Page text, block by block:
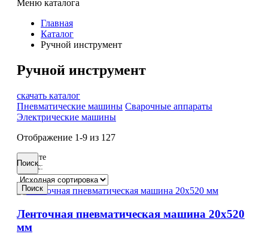
Меню каталога
Главная
Каталог
Ручной инструмент
Ручной инструмент
скачать каталог
Пневматические машины Сварочные аппараты
Электрические машины
Отображение 1-9 из 127
Введите
запрос:
Поиск
Поиск
Ленточная пневматическая машина 20x520
мм